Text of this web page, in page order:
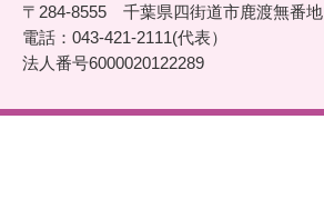
〒284-8555 千葉県四街道市鹿渡無番地
電話：043-421-2111(代表）
法人番号6000020122289